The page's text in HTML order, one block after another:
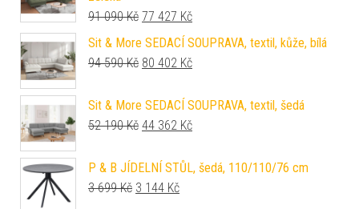
91 090Kč Původní cena byla: 91 090 Kč.
77 427 KčAktuální cena je: 77 427 Kč.
Sit & More SEDACÍ SOUPRAVA, textil, kůže, bílá
94 590Kč Původní cena byla: 94 590 Kč.
80 402 KčAktuální cena je: 80 402 Kč.
Sit & More SEDACÍ SOUPRAVA, textil, šedá
52 190Kč Původní cena byla: 52 190 Kč.
44 362 KčAktuální cena je: 44 362 Kč.
P & B JÍDELNÍ STŮL, šedá, 110/110/76 cm
3 699Kč Původní cena byla: 3 699 Kč.
3 144 KčAktuální cena je: 3 144 Kč.